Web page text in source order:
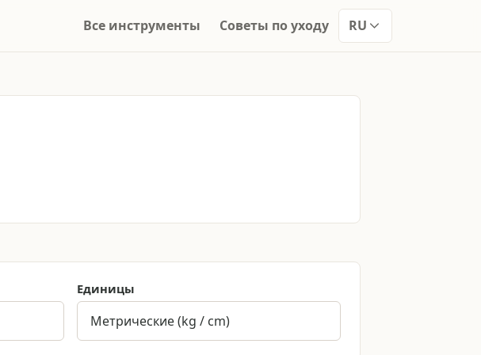
Все инструменты Советы по уходу RU
Единицы